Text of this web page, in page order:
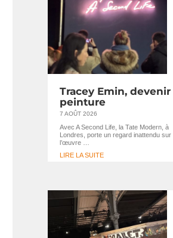
Tracey Emin, devenir
peinture
7 AOÛT 2026
Avec A Second Life, la Tate Modern, à
Londres, porte un regard inattendu sur
l’œuvre …
LIRE LA SUITE